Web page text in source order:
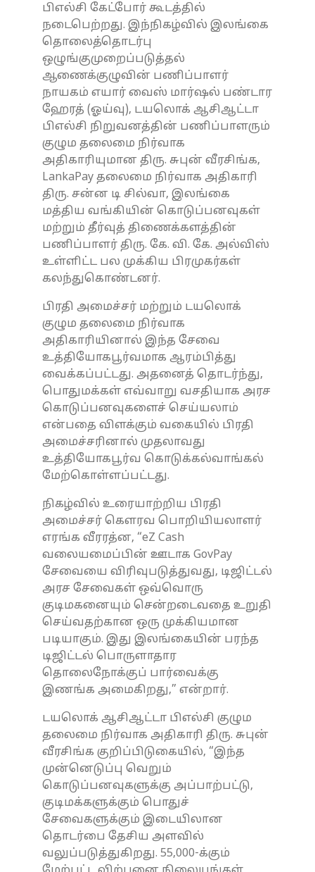
பிஎல்சி கேட்போர் கூடத்தில்
நடைபெற்றது. இந்நிகழ்வில் இலங்கை
தொலைத்தொடர்பு
ஒழுங்குமுறைப்படுத்தல்
ஆணைக்குழுவின் பணிப்பாளர்
நாயகம் எயார் வைஸ் மார்ஷல் பண்டார
ஹேரத் (ஓய்வு), டயலொக் ஆசிஆட்டா
பிஎல்சி நிறுவனத்தின் பணிப்பாளரும்
குழும தலைமை நிர்வாக
அதிகாரியுமான திரு. சுபுன் வீரசிங்க,
LankaPay தலைமை நிர்வாக அதிகாரி
திரு. சன்ன டி சில்வா, இலங்கை
மத்திய வங்கியின் கொடுப்பனவுகள்
மற்றும் தீர்வுத் திணைக்களத்தின்
பணிப்பாளர் திரு. கே. வி. கே. அல்விஸ்
உள்ளிட்ட பல முக்கிய பிரமுகர்கள்
கலந்துகொண்டனர்.
பிரதி அமைச்சர் மற்றும் டயலொக்
குழும தலைமை நிர்வாக
அதிகாரியினால் இந்த சேவை
உத்தியோகபூர்வமாக ஆரம்பித்து
வைக்கப்பட்டது. அதனைத் தொடர்ந்து,
பொதுமக்கள் எவ்வாறு வசதியாக அரச
கொடுப்பனவுகளைச் செய்யலாம்
என்பதை விளக்கும் வகையில் பிரதி
அமைச்சரினால் முதலாவது
உத்தியோகபூர்வ கொடுக்கல்வாங்கல்
மேற்கொள்ளப்பட்டது.
நிகழ்வில் உரையாற்றிய பிரதி
அமைச்சர் கௌரவ பொறியியலாளர்
எரங்க வீரரத்ன, “eZ Cash
வலையமைப்பின் ஊடாக GovPay
சேவையை விரிவுபடுத்துவது, டிஜிட்டல்
அரச சேவைகள் ஒவ்வொரு
குடிமகனையும் சென்றடைவதை உறுதி
செய்வதற்கான ஒரு முக்கியமான
படியாகும். இது இலங்கையின் பரந்த
டிஜிட்டல் பொருளாதார
தொலைநோக்குப் பார்வைக்கு
இணங்க அமைகிறது,” என்றார்.
டயலொக் ஆசிஆட்டா பிஎல்சி குழும
தலைமை நிர்வாக அதிகாரி திரு. சுபுன்
வீரசிங்க குறிப்பிடுகையில், “இந்த
முன்னெடுப்பு வெறும்
கொடுப்பனவுகளுக்கு அப்பாற்பட்டு,
குடிமக்களுக்கும் பொதுச்
சேவைகளுக்கும் இடையிலான
தொடர்பை தேசிய அளவில்
வலுப்படுத்துகிறது. 55,000-க்கும்